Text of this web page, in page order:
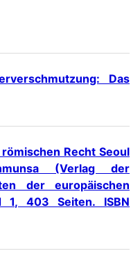
Das
Recht Seoul
(Verlag der
der europäischen
1, 403 Seiten. ISBN